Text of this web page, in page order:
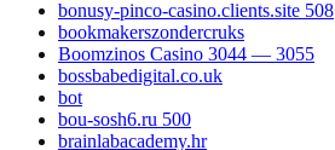
bonusy-pinco-casino.clients.site 508
bookmakerszondercruks
Boomzinos Casino 3044 — 3055
bossbabedigital.co.uk
bot
bou-sosh6.ru 500
brainlabacademy.hr